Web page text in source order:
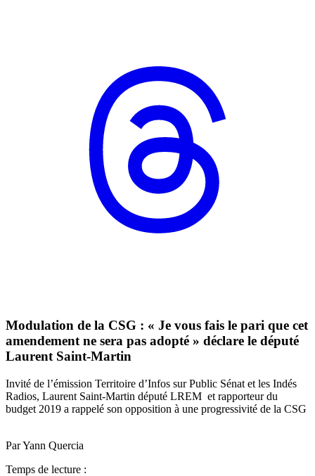
Modulation de la CSG : « Je vous fais le pari que cet
amendement ne sera pas adopté » déclare le député
Laurent Saint-Martin
Invité de l’émission Territoire d’Infos sur Public Sénat et les Indés
Radios, Laurent Saint-Martin député LREM et rapporteur du
budget 2019 a rappelé son opposition à une progressivité de la CSG
Par Yann Quercia
Temps de lecture :